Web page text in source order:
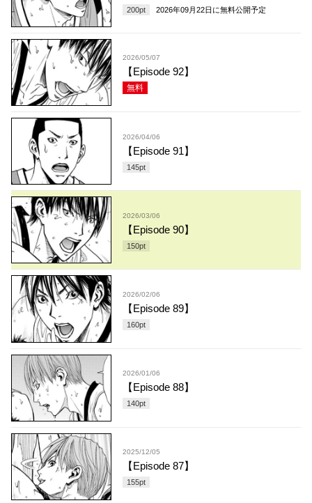
200pt 2026年09月22日 に無料公開予定
2026/05/07
【Episode 92】
無料
2026/04/06
【Episode 91】
145pt
2026/03/06
【Episode 90】
150pt
2026/02/06
【Episode 89】
160pt
2026/01/06
【Episode 88】
140pt
2025/12/05
【Episode 87】
155pt